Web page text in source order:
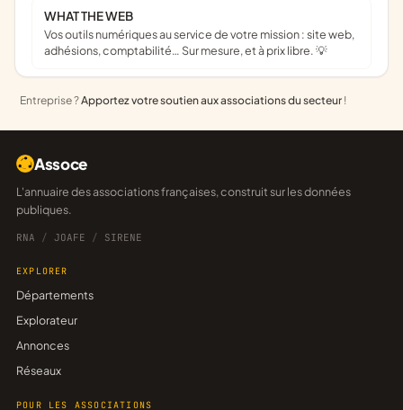
WHAT THE WEB
Vos outils numériques au service de votre mission : site web,
adhésions, comptabilité… Sur mesure, et à prix libre. 💡
Entreprise ?Apportez votre soutien aux associations du secteur !
Assoce
L'annuaire des associations françaises, construit sur les données
publiques.
RNA / JOAFE / SIRENE
EXPLORER
Départements
Explorateur
Annonces
Réseaux
POUR LES ASSOCIATIONS